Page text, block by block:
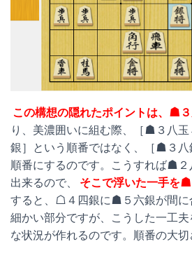
この構想の隠れたポイントは、☗３
り、美濃囲いに組む際、［☗３
銀］という順番ではなく、［☗３
順番にするのです。こうすれば☗２
出来るので、
そこで浮いた一手を☗
すると、☖４四銀に☗５六銀が間に
細かい部分ですが、こうした一工
な状況が作れるのです。順番の大切